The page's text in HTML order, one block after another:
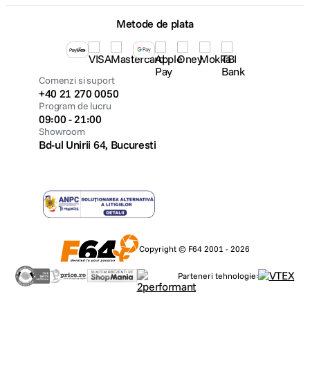
Metode de plata
Comenzi si suport
+40 21 270 0050
Program de lucru
09:00 - 21:00
Showroom
Bd-ul Unirii 64, Bucuresti
Copyright © F64 2001 - 2026
Parteneri tehnologie: